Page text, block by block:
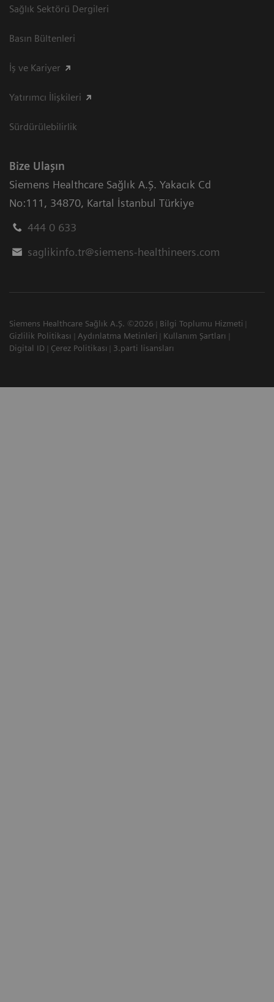
Sağlık Sektörü Dergileri
Basın Bültenleri
İş ve Kariyer
Yatırımcı İlişkileri
Sürdürülebilirlik
Bize Ulaşın
Siemens Healthcare Sağlık A.Ş. Yakacık Cd
No:111, 34870, Kartal İstanbul Türkiye
444 0 633
saglikinfo.tr@siemens-healthineers.com
Siemens Healthcare Sağlık A.Ş. ©2026
Bilgi Toplumu Hizmeti
Gizlilik Politikası
Aydınlatma Metinleri
Kullanım Şartları
Digital ID
Çerez Politikası 3.parti lisansları